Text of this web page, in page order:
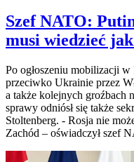
Szef NATO:
musi wiedzieć
Po ogłoszeniu mobilizacji
przeciwko Ukrainie przez
a także kolejnych groźbach
sprawy odniósł się także
Stoltenberg. - Rosja nie
Zachód – oświadczył szef